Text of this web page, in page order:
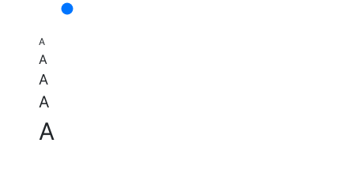
A
A
A
A
A